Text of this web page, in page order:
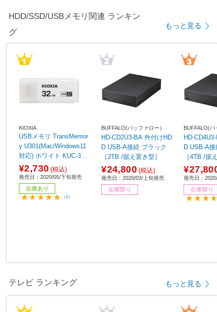
HDD/SSD/USBメモリ関連 ランキン
グ
もっと見る
KIOXIA
USBメモリ TransMemor
y U301(Mac/Windows11
対応) ホワイト KUC-3A0
32GW ［32GB /USB Typ
eA /USB3.2 /キャップ
式］
¥2,730 (税込)
発売日：2020/05/下旬発売
在庫あり
（1）
BUFFALO(バッファロー）
HD-CD2U3-BA 外付けHD
D USB-A接続 ブラック
［2TB /据え置き型］
¥24,800 (税込)
発売日：2020/03/上旬発売
在庫限り
BUFFALO(バ
HD-
D USB-A接続 ブ
［4TB /据
64】
発売日：
在庫限り
テレビ ランキング もっと見る